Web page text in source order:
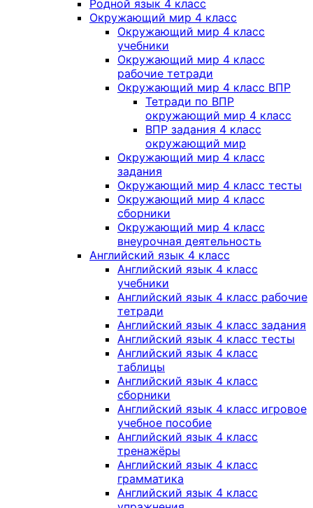
Родной язык 4 класс
Окружающий мир 4 класс
Окружающий мир 4 класс
учебники
Окружающий мир 4 класс
рабочие тетради
Окружающий мир 4 класс ВПР
Тетради по ВПР
окружающий мир 4 класс
ВПР задания 4 класс
окружающий мир
Окружающий мир 4 класс
задания
Окружающий мир 4 класс тесты
Окружающий мир 4 класс
сборники
Окружающий мир 4 класс
внеурочная деятельность
Английский язык 4 класс
Английский язык 4 класс
учебники
Английский язык 4 класс рабочие
тетради
Английский язык 4 класс задания
Английский язык 4 класс тесты
Английский язык 4 класс
таблицы
Английский язык 4 класс
сборники
Английский язык 4 класс игровое
учебное пособие
Английский язык 4 класс
тренажёры
Английский язык 4 класс
грамматика
Английский язык 4 класс